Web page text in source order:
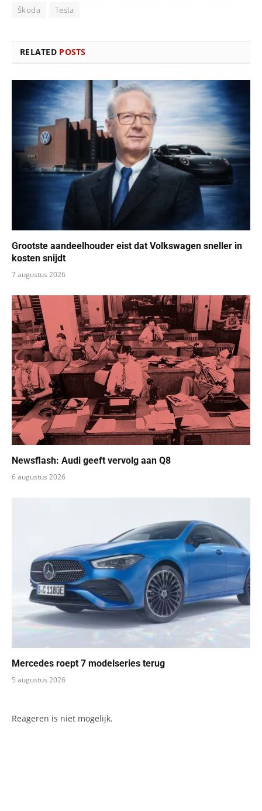
Škoda
Tesla
RELATED POSTS
Grootste aandeelhouder eist dat Volkswagen sneller in
kosten snijdt
7 augustus 2026
Newsflash: Audi geeft vervolg aan Q8
6 augustus 2026
Mercedes roept 7 modelseries terug
5 augustus 2026
Reageren is niet mogelijk.